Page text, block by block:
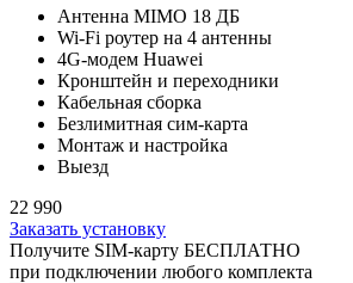
Антенна MIMO 18 ДБ
Wi-Fi роутер на 4 антенны
4G-модем Huawei
Кронштейн и переходники
Кабельная сборка
Безлимитная сим-карта
Монтаж и настройка
Выезд
22 990
Заказать установку
Получите SIM-карту БЕСПЛАТНО
при подключении любого комплекта